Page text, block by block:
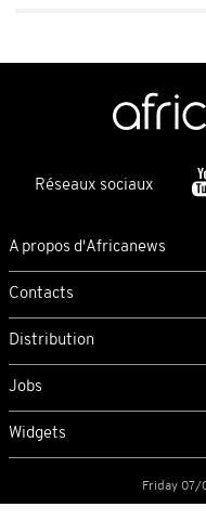
Réseaux sociaux
A propos d'Africanews
Contacts
Distribution
Jobs
Widgets
Friday